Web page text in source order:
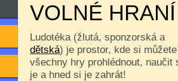
VOLNÉ
Ludotéka (žlutá, sponzorská a
dětská) je prostor, kde si můžete
všechny hry prohlédnout, naučit
je a hned si je zahrát!